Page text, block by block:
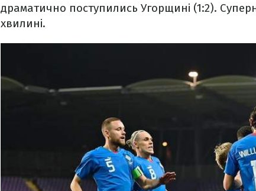
драматично поступились Угорщині (1:2).
хвилині.